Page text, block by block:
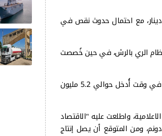
هذا العام 6 ملايين طن، يكلّف تسويقها وزارة المالية نحو 5 تريليونات دينار، مع احتمال حدوث نقص في
يُروى 40% فقط من إجمالي المساحات بنظام الري بالرش، في حين خُصصت
حتى 18 أيار، ووفقاً للإحصاءات الرسمية لوزارة التجارة، بلغت كمية الحنطة المستلمة هذا العام 1.3 مليون طن، في وقت أُدخل حوالي 5.2 مليون
واطلعت عليه "الاقتصاد
بالحنطة، بما في ذلك الأراضي داخل الخطة وخارجها، "تصل إلى 6 ملايين دونم، ومن المتوقع أن يصل إنتاج